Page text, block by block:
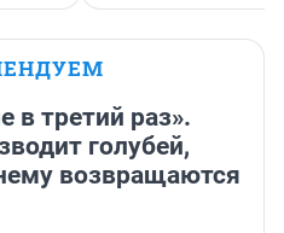
в третий раз».
голубей,
возвращаются